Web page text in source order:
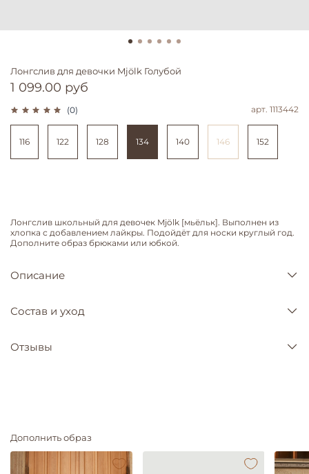
(0) арт. 1113442
Лонгслив для девочки Mjölk Голубой
1 099.00 руб
116 122 128 134 140 146 152
Лонгслив школьный для девочек Mjölk [мьёльк]. Выполнен из
хлопка с добавлением лайкры. Подойдёт для носки круглый год.
Дополните образ брюками или юбкой.
Описание
Состав и уход
Отзывы
Дополнить образ